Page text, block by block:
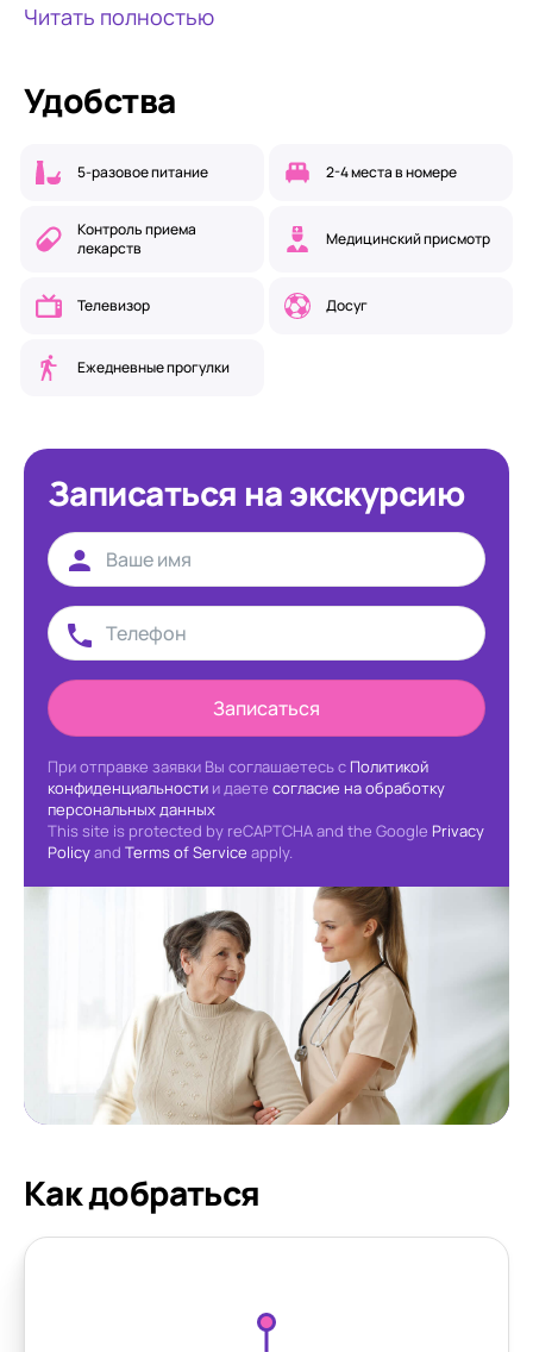
Читать полностью
Удобства
5-разовое питание 2-4 места в номере
Контроль приема
лекарств
Медицинский присмотр
Телевизор Досуг
Ежедневные прогулки
Записаться на экскурсию
Записаться
При отправке заявки Вы соглашаетесь с Политикой
конфиденциальности и даете согласие на обработку
персональных данных
This site is protected by reCAPTCHA and the Google Privacy
Policyand Terms of Service apply.
Как добраться